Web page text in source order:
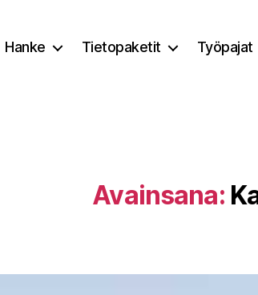
Hanke Tietopaketit Työpajat
Avainsana: